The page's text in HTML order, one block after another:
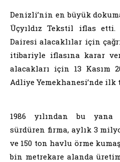
Denizli’nin en büyük
Üçyıldız Tekstil iflas
Dairesi alacaklılar için
itibariyle iflasına karar
alacakları için 13 Kasım
Adliye Yemekhanesi’nde ilk
1986 yılından bu yana
sürdüren firma, aylık 3
ve 150 ton havlu örme
bin metrekare alanda